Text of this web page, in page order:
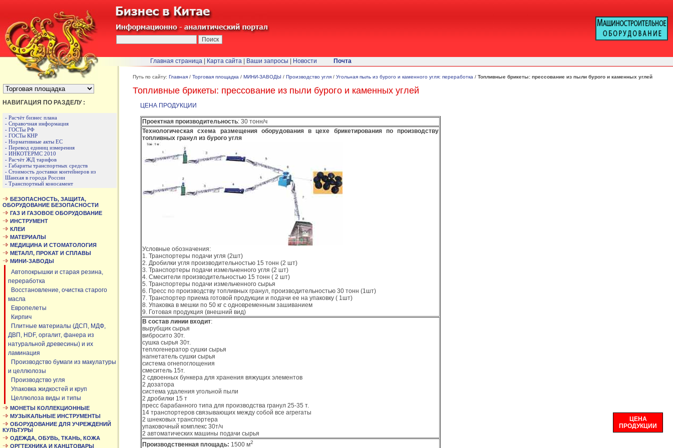
БЫСТРЫЙ ПЕРЕХОД :
НАВИГАЦИЯ ПО РАЗДЕЛУ :
- Расчёт бизнес плана
- Справочная информация
- ГОСТы РФ
- ГОСТы КНР
- Нормативные акты ЕС
- Перевод единиц измерения
- ИНКОТЕРМС 2010
- Расчёт ЖД тарифов
- Габариты транспортных средств
- Стоимость доставки контейнеров из
Шанхая в города России
- Транспортный коносамент
БЕЗОПАСНОСТЬ, ЗАЩИТА,
ОБОРУДОВАНИЕ БЕЗОПАСНОСТИ
ГАЗ И ГАЗОВОЕ ОБОРУДОВАНИЕ
ИНСТРУМЕНТ
КЛЕИ
МАТЕРИАЛЫ
МЕДИЦИНА И СТОМАТОЛОГИЯ
МЕТАЛЛ, ПРОКАТ И СПЛАВЫ
МИНИ-ЗАВОДЫ
Автопокрышки и старая резина,
переработка
Восстановление, очистка старого
масла
Европелеты
Кирпич
Плитные материалы (ДСП, МДФ,
ДВП, HDF, оргалит, фанера из
натуральной древесины) и их
ламинация
Производство бумаги из макулатуры
и целлюлозы
Производство угля
Упаковка жидкостей и круп
Целлюлоза виды и типы
МОНЕТЫ КОЛЛЕКЦИОННЫЕ
МУЗЫКАЛЬНЫЕ ИНСТРУМЕНТЫ
ОБОРУДОВАНИЕ ДЛЯ УЧРЕЖДЕНИЙ
КУЛЬТУРЫ
ОДЕЖДА, ОБУВЬ, ТКАНЬ, КОЖА
ОРГТЕХНИКА И КАНЦТОВАРЫ
Путь по сайту: Главная / Торговая площадка / МИНИ-ЗАВОДЫ / Производство угля / Угольная пыль из бурого и каменного угля: переработка / Топливные брикеты: прессование из пыли бурого и каменных углей
Топливные брикеты: прессование из пыли бурого и каменных углей
ЦЕНА ПРОДУКЦИИ
ЦЕНА
ПРОДУКЦИИ
Проектная производительность: 30 тонн/ч
Технологическая схема размещения оборудования в цехе брикетирования по производству
топливных гранул из бурого угля
Условные обозначения:
1. Транспортеры подачи угля (2шт)
2. Дробилки угля производительностью 15 тонн (2 шт)
3. Транспортеры подачи измельченного угля (2 шт)
4. Смесители производительностью 15 тонн ( 2 шт)
5. Транспортеры подачи измельченного сырья
6. Пресс по производству топливных гранул, производительностью 30 тонн (1шт)
7. Транспортер приема готовой продукции и подачи ее на упаковку ( 1шт)
8. Упаковка в мешки по 50 кг с одновременным зашиванием
9. Готовая продукция (внешний вид)
В состав линии входит:
вырубщик сырья
вибросито 30т.
сушка сырья 30т.
теплогенератор сушки сырья
нагнетатель сушки сырья
система огнепоглощения
смеситель 15т.
2 сдвоенных бункера для хранения вяжущих элементов
2 дозатора
система удаления угольной пыли
2 дробилки 15 т
пресс барабанного типа для производства гранул 25-35 т.
14 транспортеров связывающих между собой все агрегаты
2 шнековых транспортера
упаковочный комплекс 30т/ч
2 автоматических машины подачи сырья
Производственная площадь: 1500 м2
Главная страница Карта сайта Ваши запросы Новости Почта